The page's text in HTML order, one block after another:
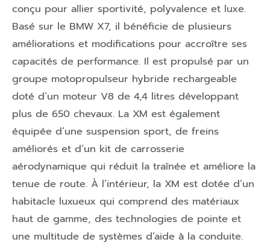
conçu pour allier sportivité, polyvalence et luxe.
Basé sur le BMW X7, il bénéficie de plusieurs
améliorations et modifications pour accroître ses
capacités de performance. Il est propulsé par un
groupe motopropulseur hybride rechargeable
doté d’un moteur V8 de 4,4 litres développant
plus de 650 chevaux. La XM est également
équipée d’une suspension sport, de freins
améliorés et d’un kit de carrosserie
aérodynamique qui réduit la traînée et améliore la
tenue de route. À l’intérieur, la XM est dotée d’un
habitacle luxueux qui comprend des matériaux
haut de gamme, des technologies de pointe et
une multitude de systèmes d’aide à la conduite.